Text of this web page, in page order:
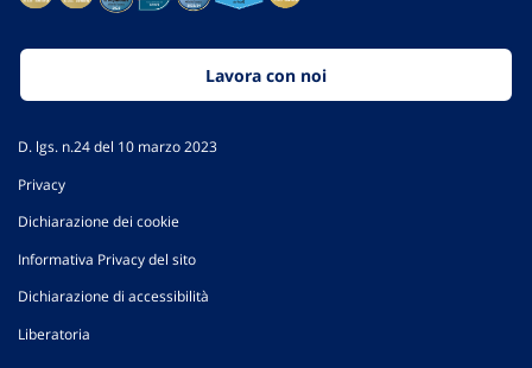
Lavora con noi
D. lgs. n.24 del 10 marzo 2023
Privacy
Dichiarazione dei cookie
Informativa Privacy del sito
Dichiarazione di accessibilità
Liberatoria